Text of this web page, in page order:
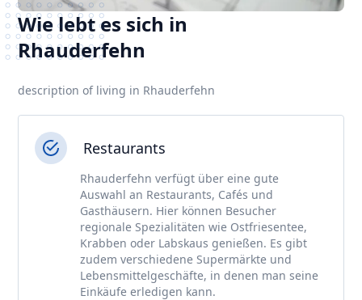
Wie lebt es sich in
Rhauderfehn
description of living in Rhauderfehn
Restaurants
Rhauderfehn verfügt über eine gute
Auswahl an Restaurants, Cafés und
Gasthäusern. Hier können Besucher
regionale Spezialitäten wie Ostfriesentee,
Krabben oder Labskaus genießen. Es gibt
zudem verschiedene Supermärkte und
Lebensmittelgeschäfte, in denen man seine
Einkäufe erledigen kann.